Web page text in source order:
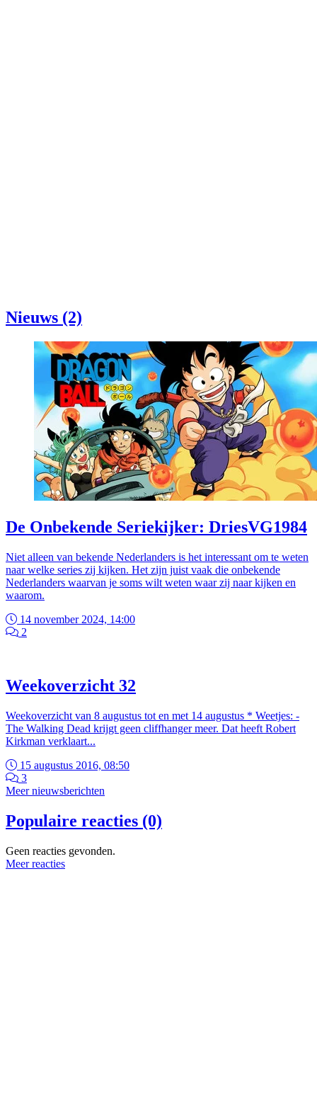
Nieuws (2)
De Onbekende Seriekijker: DriesVG1984
Niet alleen van bekende Nederlanders is het interessant om te weten
naar welke series zij kijken. Het zijn juist vaak die onbekende
Nederlanders waarvan je soms wilt weten waar zij naar kijken en
waarom.
14 november 2024, 14:00
2
Weekoverzicht 32
Weekoverzicht van 8 augustus tot en met 14 augustus * Weetjes: -
The Walking Dead krijgt geen cliffhanger meer. Dat heeft Robert
Kirkman verklaart...
15 augustus 2016, 08:50
3
Meer nieuwsberichten
Populaire reacties (0)
Geen reacties gevonden.
Meer reacties